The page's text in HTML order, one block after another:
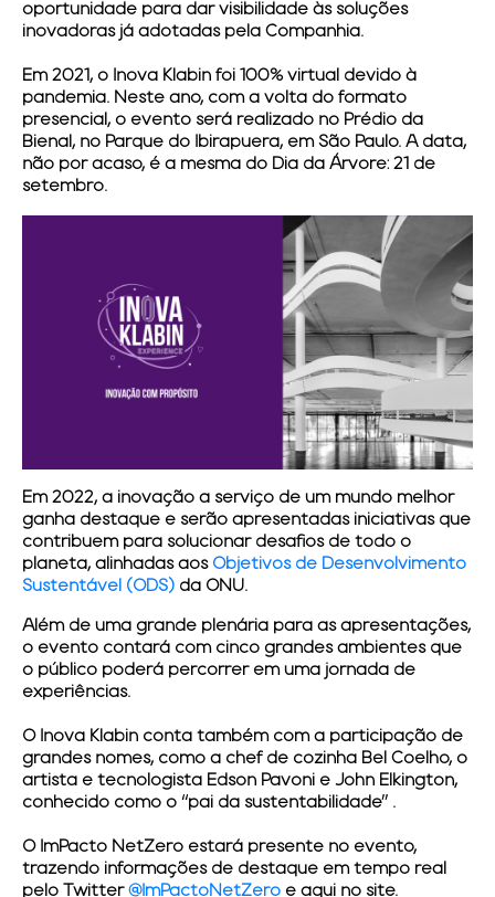
oportunidade para dar visibilidade às soluções
inovadoras já adotadas pela Companhia.
Em 2021, o Inova Klabin foi 100% virtual devido à
pandemia. Neste ano, com a volta do formato
presencial, o evento será realizado no Prédio da
Bienal, no Parque do Ibirapuera, em São Paulo. A data,
não por acaso, é a mesma do Dia da Árvore: 21 de
setembro.
Em 2022, a inovação a serviço de um mundo melhor
ganha destaque e serão apresentadas iniciativas que
contribuem para solucionar desafios de todo o
planeta, alinhadas aos Objetivos de Desenvolvimento
Sustentável (ODS) da ONU.
Além de uma grande plenária para as apresentações,
o evento contará com cinco grandes ambientes que
o público poderá percorrer em uma jornada de
experiências.
O Inova Klabin conta também com a participação de
grandes nomes, como a chef de cozinha Bel Coelho, o
artista e tecnologista Edson Pavoni e John Elkington,
conhecido como o “pai da sustentabilidade” .
OImPacto NetZero estará presente no evento,
trazendo informações de destaque em tempo real
pelo Twitter@ImPactoNetZero e aqui no site.